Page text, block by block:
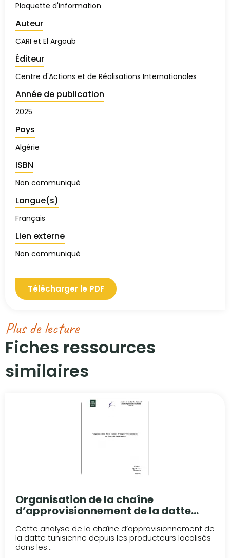
Plaquette d'information
Auteur
CARI et El Argoub
Éditeur
Centre d'Actions et de Réalisations Internationales
Année de publication
2025
Pays
Algérie
ISBN
Non communiqué
Langue(s)
Français
Lien externe
Non communiqué
Télécharger le PDF
Plus de lecture
Fiches ressources
similaires​
Organisation de la chaîne
d’approvisionnement de la datte
tunisienne
Cette analyse de la chaîne d’approvisionnement de
la datte tunisienne depuis les producteurs localisés
dans les...